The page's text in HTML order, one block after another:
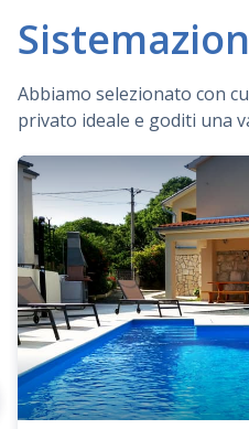
Abbiamo selezionato con
privato ideale e goditi una